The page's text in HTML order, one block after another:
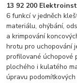
13 92 200
6 funkcí v jedněch
materiálu, ohýbání,
a krimpování
hrotu pro uchopování
profilované úchopové
plochého i kulatého
úpravu